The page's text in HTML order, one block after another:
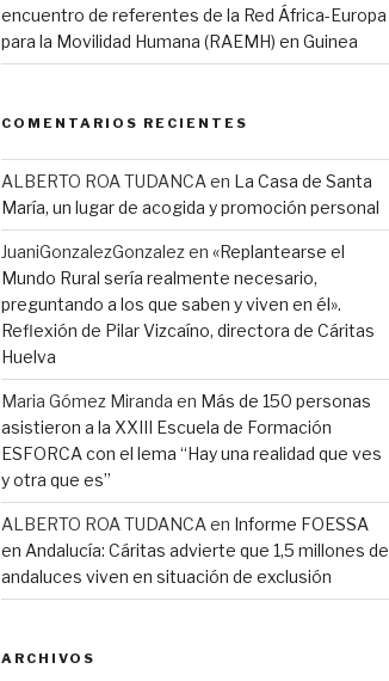
encuentro de referentes de la Red África-Europa
para la Movilidad Humana (RAEMH) en Guinea
COMENTARIOS RECIENTES
ALBERTO ROA TUDANCAen La Casa de Santa
María, un lugar de acogida y promoción personal
JuaniGonzalezGonzalezen «Replantearse el
Mundo Rural sería realmente necesario,
preguntando a los que saben y viven en él».
Reflexión de Pilar Vizcaíno, directora de Cáritas
Huelva
Maria Gómez Miranda en Más de 150 personas
asistieron a la XXIII Escuela de Formación
ESFORCA con el lema “Hay una realidad que ves
y otra que es”
ALBERTO ROA TUDANCAen Informe FOESSA
en Andalucía: Cáritas advierte que 1,5 millones de
andaluces viven en situación de exclusión
ARCHIVOS